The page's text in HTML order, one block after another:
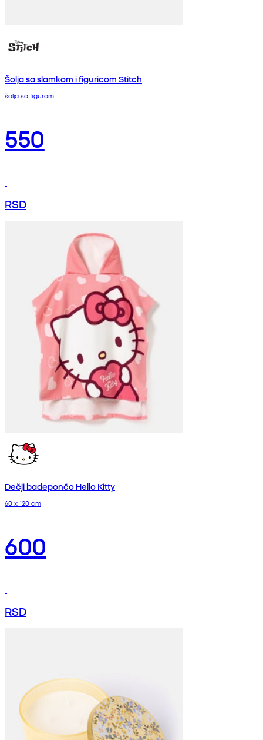
Šolja sa slamkom i figuricom Stitch
šolja sa figurom
550
RSD
Dečji badepončo Hello Kitty
60 x 120 cm
600
RSD